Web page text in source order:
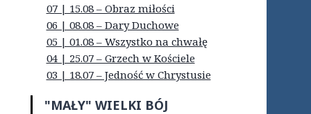
07 | 15.08 – Obraz miłości
06 | 08.08 – Dary Duchowe
05 | 01.08 – Wszystko na chwałę
04 | 25.07 – Grzech w Kościele
03 | 18.07 – Jedność w Chrystusie
"MAŁY" WIELKI BÓJ